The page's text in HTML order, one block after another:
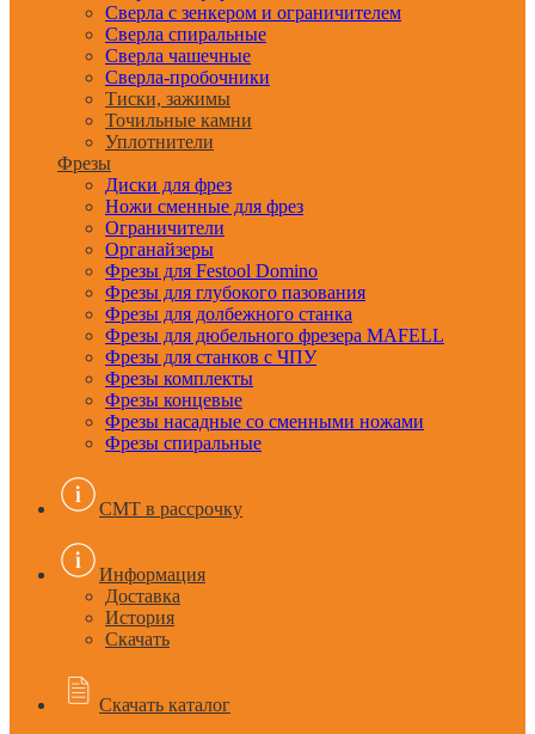
Сверла с зенкером и ограничителем
Сверла спиральные
Сверла чашечные
Сверла-пробочники
Тиски, зажимы
Точильные камни
Уплотнители
Фрезы
Диски для фрез
Ножи сменные для фрез
Ограничители
Органайзеры
Фрезы для Festool Domino
Фрезы для глубокого пазования
Фрезы для долбежного станка
Фрезы для дюбельного фрезера MAFELL
Фрезы для станков с ЧПУ
Фрезы комплекты
Фрезы концевые
Фрезы насадные со сменными ножами
Фрезы спиральные
CMT в рассрочку
Информация
Доставка
История
Скачать
Скачать каталог